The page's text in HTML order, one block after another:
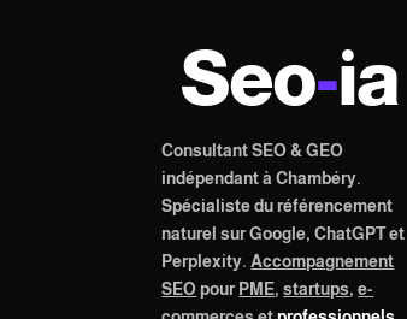
Seo-ia
Consultant SEO & GEO
indépendant à Chambéry.
Spécialiste du référencement
naturel sur Google, ChatGPT et
Perplexity.Accompagnement
SEOpour PME,startups,e-